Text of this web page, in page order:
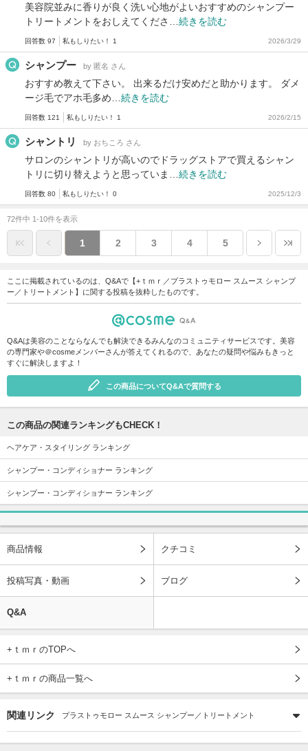
美容院並みに香りが良く洗い心地がよいおすすめのシャンプー
トリートメントをおしえてくださ… 続きを読む
回答数 97 私もしりたい！ 1 2026/3/29
シャンプー by 匿名 さん
おすすめ教えて下さい。 出来るだけ安めだと助かります。 ダメ
ージ毛でアホ毛多め… 続きを読む
回答数 121 私もしりたい！ 1 2026/2/15
シャントリ by おちころ さん
サロンのシャントリが高いのでドラッグストアで買えるシャン
トリに切り替えようと思っていま… 続きを読む
回答数 80 私もしりたい！ 0 2025/12/3
72件中 1-10件を表示
1 2 3 4 5
ここに掲載されているのは、Q&Aで【+ｔｍｒ／プラストゥモロー スムース シャンプ
ー／トリートメント】に関する投稿を抜粋したものです。
Q&Aは美容のことならなんでも解決できるみんなのコミュニティサービスです。美容
の専門家や＠cosmeメンバーさんが答えてくれるので、あなたの疑問や悩みもきっと
すぐに解決しますよ！
この商品についてQ&Aで質問する
この商品の関連ランキングもCHECK！
ヘアケア・スタイリング ランキング
シャンプー・コンディショナー ランキング
シャンプー・コンディショナー ランキング
商品情報 クチコミ
投稿写真・動画 ブログ
Q&A
+ｔｍｒのTOPへ
+ｔｍｒの商品一覧へ
関連リンク プラストゥモロー スムース シャンプー／トリートメント